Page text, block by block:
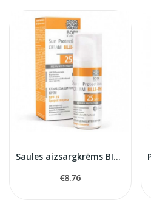
Saules aizsargkrēms BILE-RH SPF25 vidēja...
€8.76